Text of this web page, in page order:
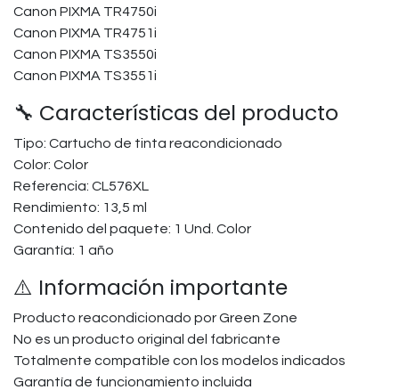
Canon PIXMA TR4750i
Canon PIXMA TR4751i
Canon PIXMA TS3550i
Canon PIXMA TS3551i
🔧 Características del producto
Tipo: Cartucho de tinta reacondicionado
Color: Color
Referencia: CL576XL
Rendimiento: 13,5 ml
Contenido del paquete: 1 Und. Color
Garantía: 1 año
⚠️ Información importante
Producto reacondicionado por Green Zone
No es un producto original del fabricante
Totalmente compatible con los modelos indicados
Garantía de funcionamiento incluida